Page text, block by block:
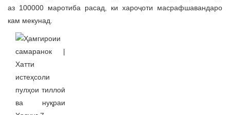
аз 100000 маротиба расад, ки хароҷоти масрафшавандаро
кам мекунад.